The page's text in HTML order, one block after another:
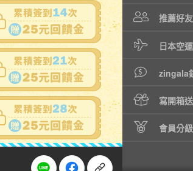
推薦好
日本空
zingala
寫開箱
會員分
機號碼申請的支付方式，因為付款期限長達
您的樂淘帳號相同的手機號碼作為個人識別。
公司所提供，實際額度以授權為主，額度相關